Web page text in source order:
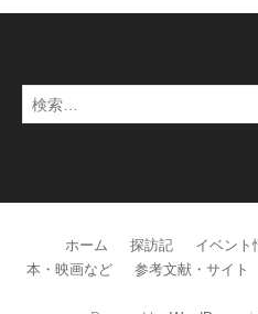
検
索:
ホーム 探訪記 イベント
本・映画など
参考文献・サイト